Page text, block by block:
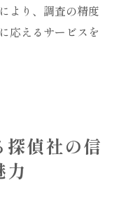
より、調査の精度
応えるサービスを
探偵社の信
力